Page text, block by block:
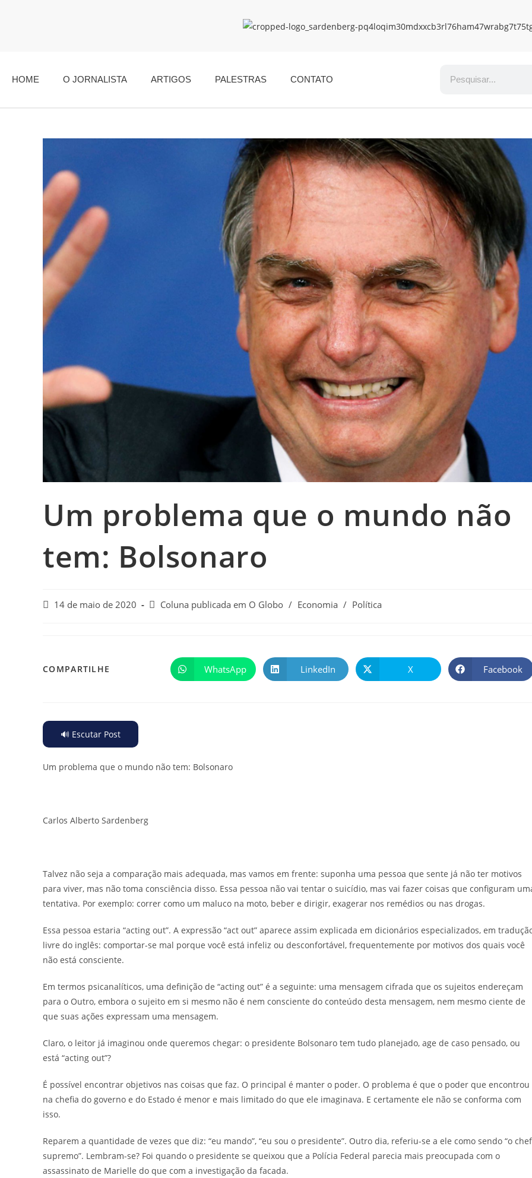
HOME O JORNALISTA ARTIGOS PALESTRAS CONTATO
Um problema que o mundo não
tem: Bolsonaro
14 de maio de 2020 Coluna publicada em O Globo / Economia / Política
COMPARTILHE WhatsApp LinkedIn X Facebook
🔊 Escutar Post
Um problema que o mundo não tem: Bolsonaro
Carlos Alberto Sardenberg
Talvez não seja a comparação mais adequada, mas vamos em frente: suponha uma pessoa que sente já não ter motivos
para viver, mas não toma consciência disso. Essa pessoa não vai tentar o suicídio, mas vai fazer coisas que configuram
tentativa. Por exemplo: correr como um maluco na moto, beber e dirigir, exagerar nos remédios ou nas drogas.
Essa pessoa estaria “acting out”. A expressão “act out” aparece assim explicada em dicionários especializados, em
livre do inglês: comportar-se mal porque você está infeliz ou desconfortável, frequentemente por motivos dos quais você
não está consciente.
Em termos psicanalíticos, uma definição de “acting out” é a seguinte: uma mensagem cifrada que os sujeitos endereçam
para o Outro, embora o sujeito em si mesmo não é nem consciente do conteúdo desta mensagem, nem mesmo ciente de
que suas ações expressam uma mensagem.
Claro, o leitor já imaginou onde queremos chegar: o presidente Bolsonaro tem tudo planejado, age de caso pensado, ou
está “acting out”?
É possível encontrar objetivos nas coisas que faz. O principal é manter o poder. O problema é que o poder que encontrou
na chefia do governo e do Estado é menor e mais limitado do que ele imaginava. E certamente ele não se conforma com
isso.
Reparem a quantidade de vezes que diz: “eu mando”, “eu sou o presidente”. Outro dia, referiu-se a ele como sendo “o
supremo”. Lembram-se? Foi quando o presidente se queixou que a Polícia Federal parecia mais preocupada com o
assassinato de Marielle do que com a investigação da facada.